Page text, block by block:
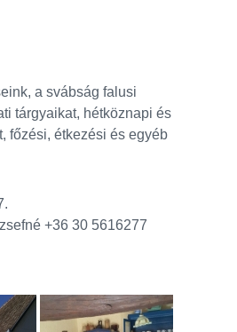
a svábság falusi
tárgyaikat, hétköznapi és
főzési, étkezési és egyéb
+36 30 5616277